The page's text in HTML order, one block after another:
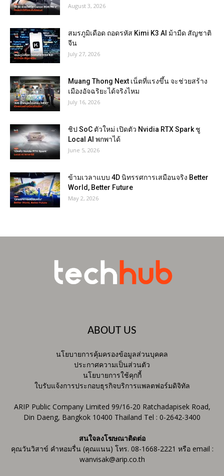
August 3, 2026
สมรภูมิเดือด ถอดรหัส Kimi K3 AI ม้ามืด สัญชาติ
จีน
July 27, 2026
Muang Thong Next เน็ตที่แรงขึ้น จะช่วยสร้าง
เมืองอัจฉริยะได้จริงไหม
July 16, 2026
ชิป SoC ตัวใหม่ เปิดตัว Nvidia RTX Spark ชู
Local AI พกพาได้
June 5, 2026
ข้ามเวลาแบบ 4D นิทรรศการเสมือนจริง Better
World, Better Future
May 2, 2026
ABOUT US
นโยบายการคุ้มครองข้อมูลส่วนบุคคล
ประกาศความเป็นส่วนตัว
นโยบายการใช้คุกกี้
ใบรับแจ้งการประกอบธุรกิจบริการแพลตฟอร์มดิจิทัล
ARIP Public Company Limited 99/16-20 Ratchadapisek Road,
Din Daeng, Bangkok 10400 Thailand Tel : 0-2642-3400
สนใจลงโฆษณาติดต่อ
คุณวันวิสาข์ คำหอมรื่น (คุณแนน) โทร. 08-1668-2221 หรือ email :
wanvisak@arip.co.th